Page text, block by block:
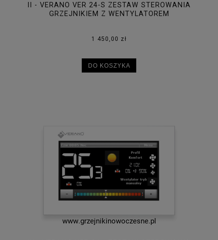
II - VERANO VER 24-S ZESTAW STEROWANIA
GRZEJNIKIEM Z WENTYLATOREM
1 450,00 zł
DO KOSZYKA